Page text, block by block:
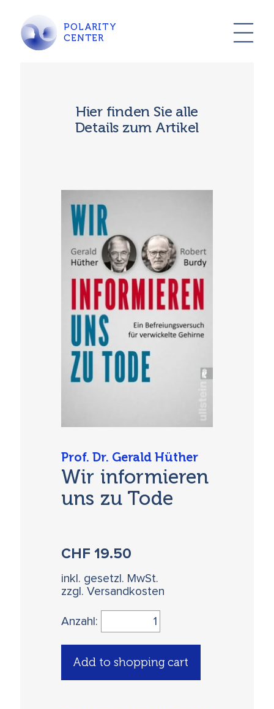
POLARITY
CENTER
Hier finden Sie alle
Details zum Artikel
Prof. Dr. Gerald Hüther
Wir informieren
uns zu Tode
CHF19.50
inkl. gesetzl. MwSt.
zzgl. Versandkosten
Anzahl:
Add to shopping cart